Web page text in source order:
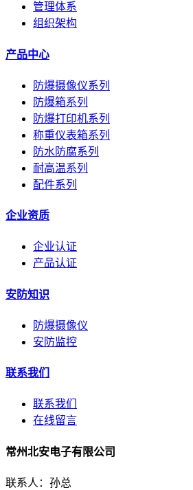
管理体系
组织架构
产品中心
防爆摄像仪系列
防爆箱系列
防爆打印机系列
称重仪表箱系列
防水防腐系列
耐高温系列
配件系列
企业资质
企业认证
产品认证
安防知识
防爆摄像仪
安防监控
联系我们
联系我们
在线留言
常州北安电子有限公司
联系人：孙总